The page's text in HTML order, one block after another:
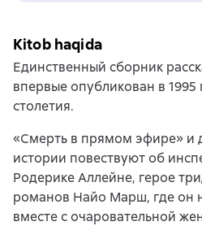
Kitob haqida
Единственный сборник
впервые опубликован в 1995
столетия.
«Смерть в прямом эфире» и
истории повествуют об
Родерике Аллейне, герое
романов Найо Марш, где он
вместе с очаровательной